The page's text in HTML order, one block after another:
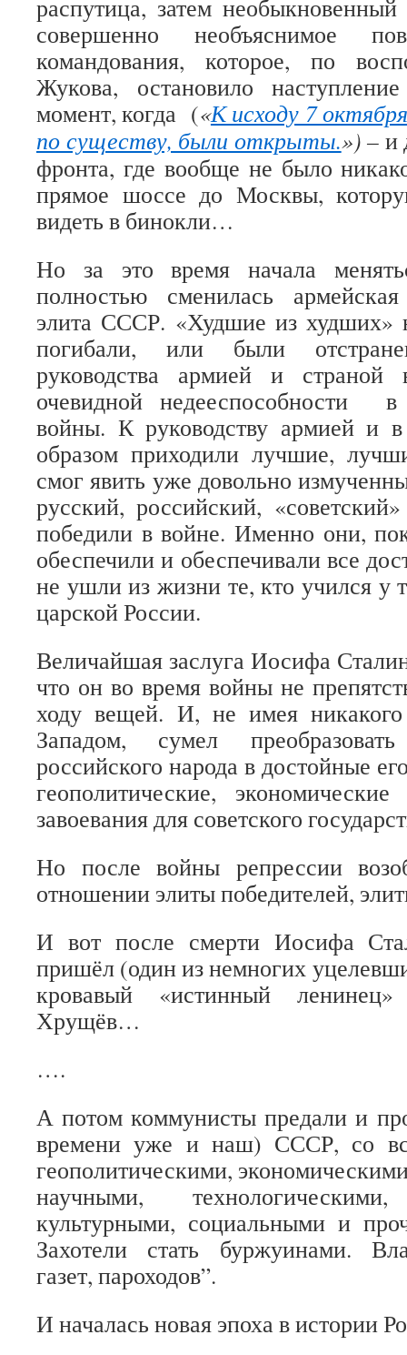
распутица, затем
совершенно необъяснимое
командования, которое, по
Жукова, остановило
момент, когда («К исходу 7
по существу, были открыты.») – и
фронта, где вообще не было
прямое шоссе до Москвы,
видеть в бинокли…
Но за это время начала
полностью сменилась
элита СССР. «Худшие из худших»
погибали, или были
руководства армией и
очевидной недееспособности в
войны. К руководству армией и
образом приходили лучшие,
смог явить уже довольно
русский, российский,
победили в войне. Именно они,
обеспечили и обеспечивали все
не ушли из жизни те, кто учился у
царской России.
Величайшая заслуга Иосифа
что он во время войны не
ходу вещей. И, не имея никакого
Западом, сумел
российского народа в достойные
геополитические,
завоевания для советского
Но после войны репрессии
отношении элиты победителей,
И вот после смерти Иосифа
пришёл (один из немногих
кровавый «истинный
Хрущёв…
….
А потом коммунисты предали и
времени уже и наш) СССР, со
геополитическими,
научными,
культурными, социальными и
Захотели стать буржуинами.
газет, пароходов”.
И началась новая эпоха в истории